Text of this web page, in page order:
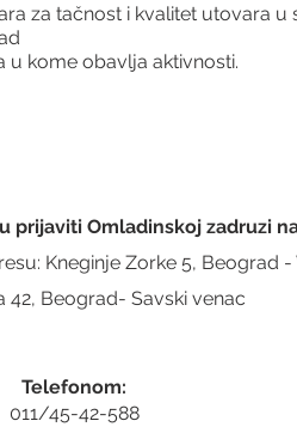
za tačnost i kvalitet utovara u
u kome obavlja aktivnosti.
prijaviti Omladinskoj zadruzi
Kneginje Zorke 5, Beograd -
42, Beograd- Savski venac
Telefonom:
011/45-42-588